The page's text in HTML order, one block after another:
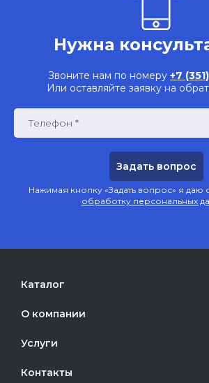
Нужна
Звоните нам по номеру +7
Или оставляйте заявку на
Телефон *
Нажимая кнопку «Задать вопрос» я даю
обработку персональных
Каталог
О компании
Услуги
Контакты